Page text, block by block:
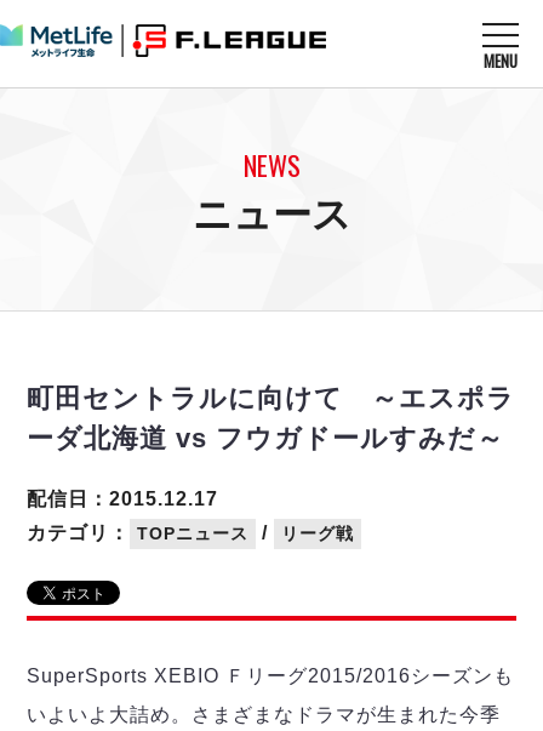
MENU
U-23選抜
メディア情報
フットサル日本代表
戦績表
警告・退場・出場停止選手
個人ランキング｜ゴール
個人ランキング｜シュート
個人ランキング｜シュート成功率
メットライフ生命Ｆ２リーグ
試合日程
順位表
エスポラーダ北海道
バルドラール浦安
しながわシティ
立川アスレティックFC
ペスカドーラ町田
湘南ベルマーレ
名古屋オーシャンズ
シュライカー大阪
アリーナ情報 ARENA
リーグ概要 ABOUT US
リーグ概要
日本フットサルリーグについて
大会概要
過去の記録 ARCHIVE
過去の試合記録
プロジェクト PROJECT
NEWS
ニュース
町田セントラルに向けて ～エスポラ
ーダ北海道 vs フウガドールすみだ～
カテゴリ： TOPニュース / リーグ戦
配信日：2015.12.17
SuperSports XEBIO Ｆリーグ2015/2016シーズンも
いよいよ大詰め。さまざまなドラマが生まれた今季